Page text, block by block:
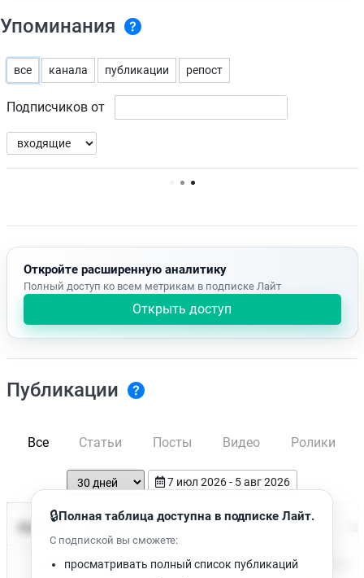
Упоминания
все канала публикации репост
Подписчиков от
Нет доступных упоминаний.
Откройте расширенную аналитику
Полный доступ ко всем метрикам в подписке Лайт
Открыть доступ
Публикации
Все Статьи Посты Видео Ролики
7 июл 2026 - 5 авг 2026
Время чтения
Нет доступных публикаций. Попробуйте изменить фильтр.
🔒Полная таблица доступна в подписке Лайт.
С подпиской вы сможете:
просматривать полный список публикаций